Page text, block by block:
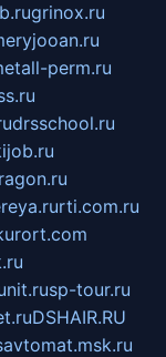
grinox.ru
perm.ru
drsschool.ru
rti.com.ru
sp-tour.ru
DSHAIR.RU